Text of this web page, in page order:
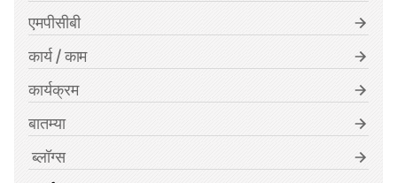
एमपीसीबी
कार्य / काम
कार्यक्रम
बातम्या
ब्लॉग्स